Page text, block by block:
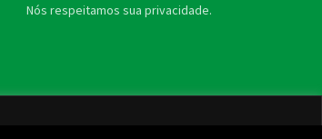
Nós respeitamos sua privacidade.